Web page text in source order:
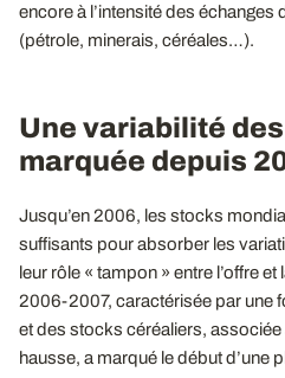
encore à l’intensité des échanges
(pétrole, minerais, céréales…).
Une variabilité
marquée depuis
Jusqu’en 2006, les stocks
suffisants pour absorber les
leur rôle « tampon » entre l’offre
2006-2007, caractérisée par une
et des stocks céréaliers,
hausse, a marqué le début d’une